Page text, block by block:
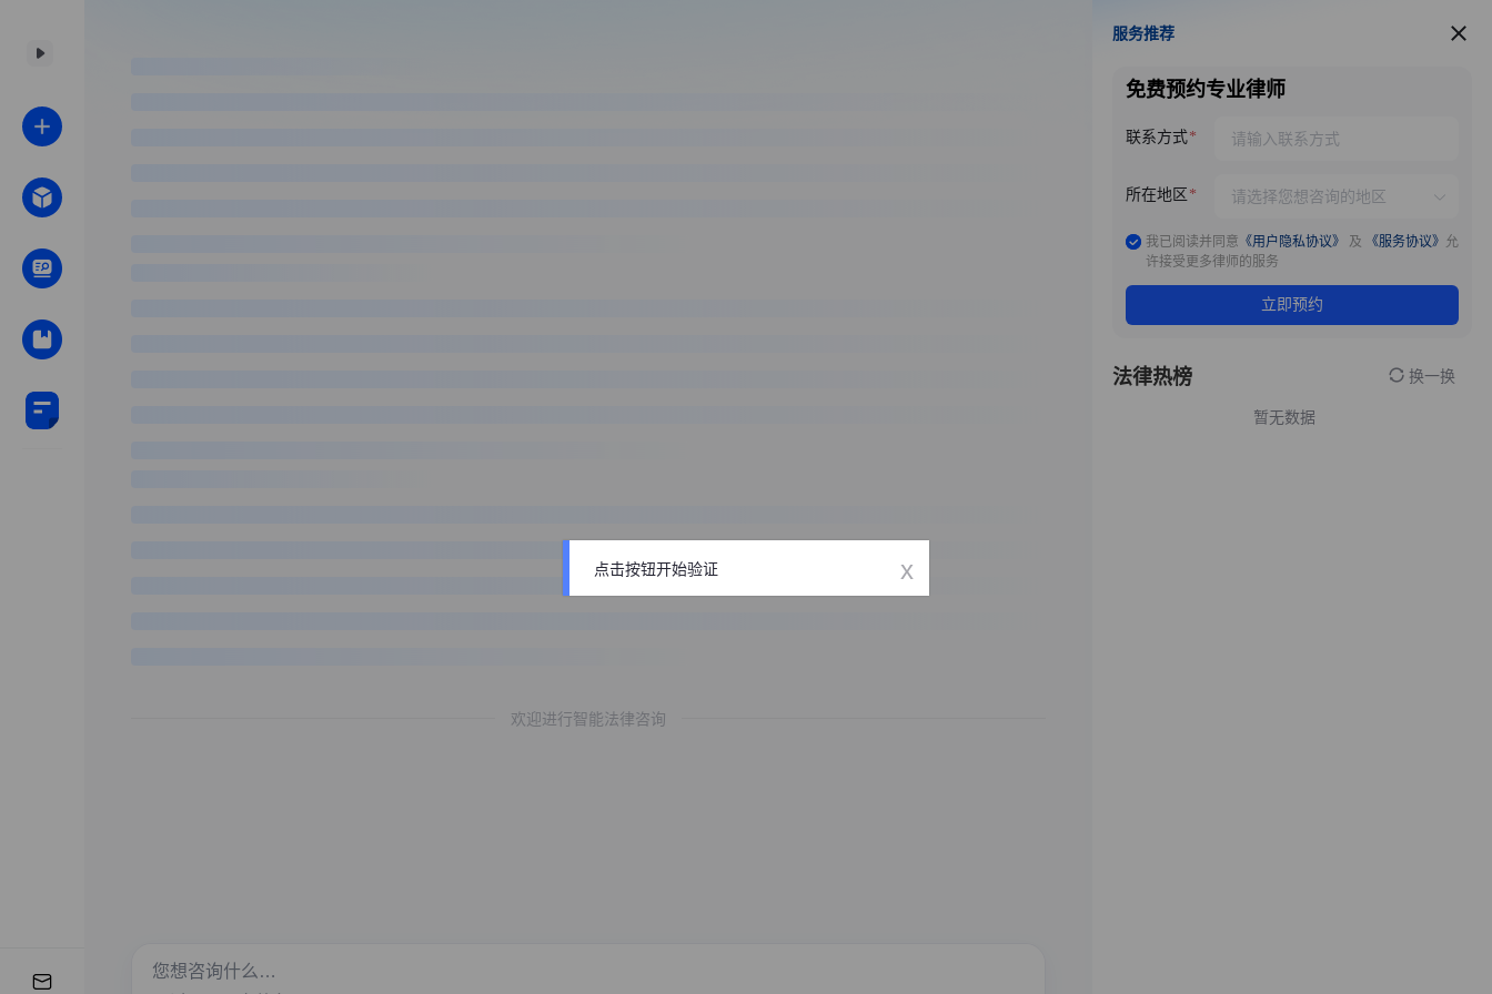
欢迎进行智能法律咨询
服务推荐
服务推荐
免费预约专业律师
联系方式
所在地区
我已阅读并同意 《用户隐私协议》 及 《服务协议》 允
许接受更多律师的服务
立即预约
法律热榜 换一换
暂无数据
点击按钮开始验证 x